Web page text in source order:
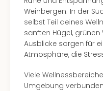
Weinbergen: In der
selbst Teil deines
sanften Hügel,
Ausblicke sorgen für
Atmosphäre, die
Viele
Umgebung